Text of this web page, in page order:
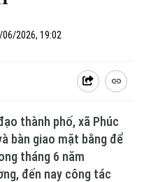
2026, 19:02
thành phố, xã Phúc
bàn giao mặt bằng để
tháng 6 năm
đến nay công tác